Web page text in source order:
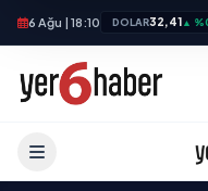
6 Ağu | 18:10 DOLAR32,41▲